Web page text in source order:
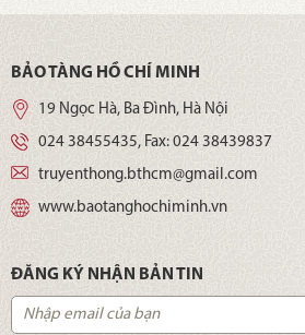
BẢO TÀNG HỒ CHÍ MINH
19 Ngọc Hà, Ba Đình, Hà Nội
024 38455435, Fax: 024 38439837
truyenthong.bthcm@gmail.com
www.baotanghochiminh.vn
ĐĂNG KÝ NHẬN BẢN TIN